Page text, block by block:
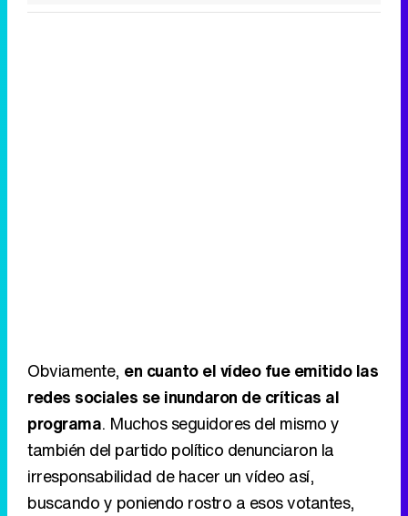
Obviamente, en cuanto el vídeo fue emitido las
redes sociales se inundaron de críticas al
programa. Muchos seguidores del mismo y
también del partido político denunciaron la
irresponsabilidad de hacer un vídeo así,
buscando y poniendo rostro a esos votantes,